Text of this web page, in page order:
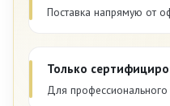
Поставка напрямую от
Только
Для